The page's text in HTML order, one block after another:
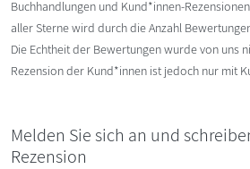
Buchhandlungen und Kund*innen-
aller Sterne wird durch die Anzahl
Die Echtheit der Bewertungen wurde von uns
Rezension der Kund*innen ist jedoch nur mit
Melden Sie sich an und
Rezension